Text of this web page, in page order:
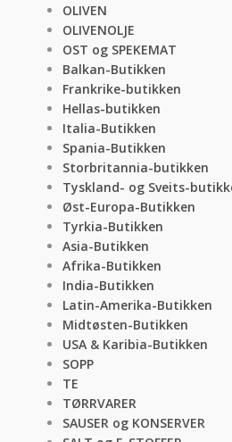
OLIVEN
OLIVENOLJE
OST og SPEKEMAT
Balkan-Butikken
Frankrike-butikken
Hellas-butikken
Italia-Butikken
Spania-Butikken
Storbritannia-butikken
Tyskland- og Sveits-
Øst-Europa-Butikken
Tyrkia-Butikken
Asia-Butikken
Afrika-Butikken
India-Butikken
Latin-Amerika-Butikken
Midtøsten-Butikken
USA & Karibia-Butikken
SOPP
TE
TØRRVARER
SAUSER og KONSERVER